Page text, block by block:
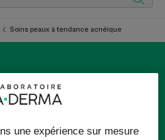
Soins peaux à tendance acnéique
à tendance
une expérience sur mesure